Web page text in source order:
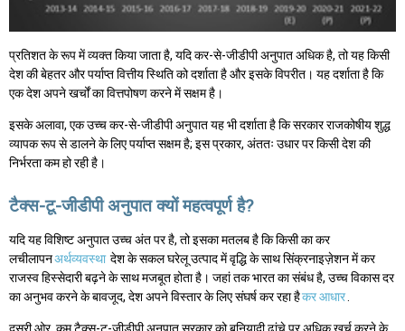
प्रतिशत के रूप में व्यक्त किया जाता है, यदि कर-से-जीडीपी अनुपात अधिक है, तो यह किसी
देश की बेहतर और पर्याप्त वित्तीय स्थिति को दर्शाता है और इसके विपरीत। यह दर्शाता है कि
एक देश अपने खर्चों का वित्तपोषण करने में सक्षम है।
इसके अलावा, एक उच्च कर-से-जीडीपी अनुपात यह भी दर्शाता है कि सरकार राजकोषीय शुद्ध
व्यापक रूप से डालने के लिए पर्याप्त सक्षम है; इस प्रकार, अंततः उधार पर किसी देश की
निर्भरता कम हो रही है।
टैक्स-टू-जीडीपी अनुपात क्यों महत्वपूर्ण है?
यदि यह विशिष्ट अनुपात उच्च अंत पर है, तो इसका मतलब है कि किसी का कर
लचीलापनअर्थव्यवस्था देश के सकल घरेलू उत्पाद में वृद्धि के साथ सिंक्रनाइज़ेशन में कर
राजस्व हिस्सेदारी बढ़ने के साथ मजबूत होता है। जहां तक भारत का संबंध है, उच्च विकास दर
का अनुभव करने के बावजूद, देश अपने विस्तार के लिए संघर्ष कर रहा हैकर आधार